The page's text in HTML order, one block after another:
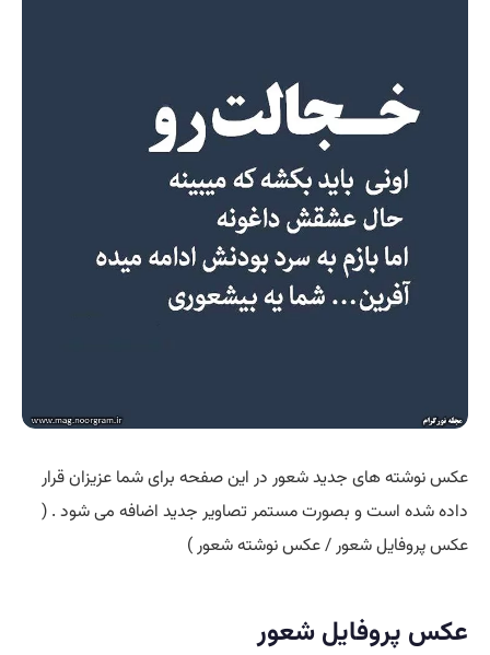
عکس نوشته های جدید شعور در این صفحه برای شما عزیزان قرار
داده شده است و بصورت مستمر تصاویر جدید اضافه می شود . (
عکس پروفایل شعور / عکس نوشته شعور )
عکس پروفایل شعور